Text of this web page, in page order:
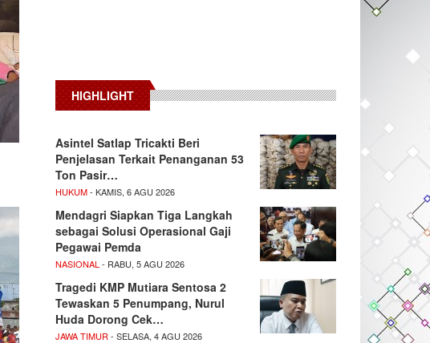
HIGHLIGHT
Asintel Satlap Tricakti Beri
Penjelasan Terkait Penanganan 53
Ton Pasir…
HUKUM- KAMIS, 6 AGU 2026
Mendagri Siapkan Tiga Langkah
sebagai Solusi Operasional Gaji
Pegawai Pemda
NASIONAL - RABU, 5 AGU 2026
Tragedi KMP Mutiara Sentosa 2
Tewaskan 5 Penumpang, Nurul
Huda Dorong Cek…
JAWA TIMUR - SELASA, 4 AGU 2026